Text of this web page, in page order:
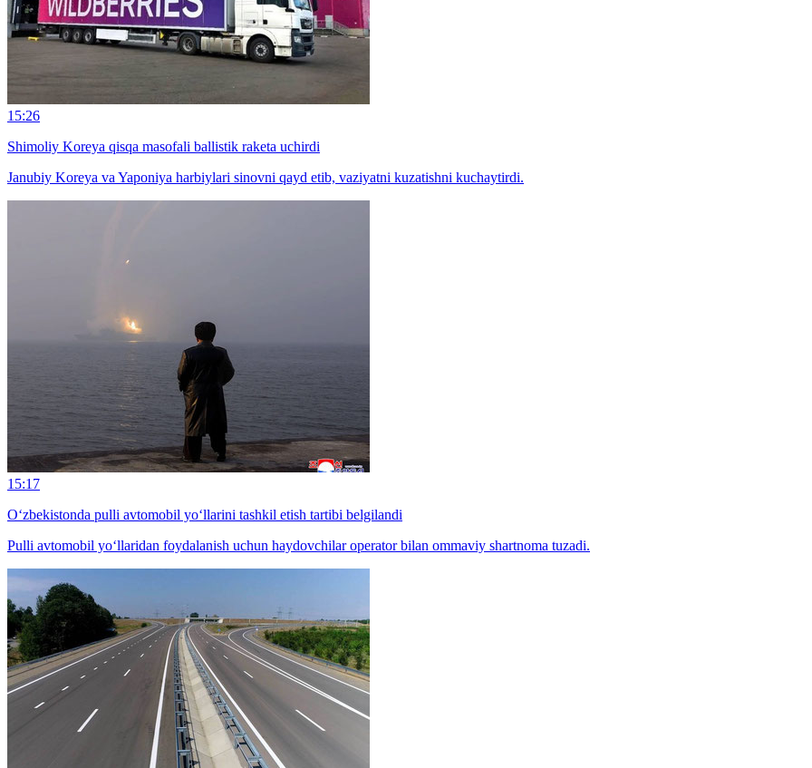
15:26
Shimoliy Koreya qisqa masofali ballistik raketa uchirdi
Janubiy Koreya va Yaponiya harbiylari sinovni qayd etib, vaziyatni kuzatishni kuchaytirdi.
15:17
O‘zbekistonda pulli avtomobil yo‘llarini tashkil etish tartibi belgilandi
Pulli avtomobil yo‘llaridan foydalanish uchun haydovchilar operator bilan ommaviy shartnoma tuzadi.